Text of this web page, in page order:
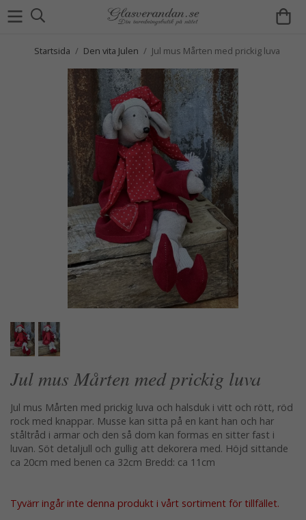
Startsida / Den vita Julen / Jul mus Mårten med prickig luva
Jul mus Mårten med prickig luva
Jul mus Mårten med prickig luva och halsduk i vitt och rött, röd
rock med knappar. Musse kan sitta på en kant han och har
ståltråd i armar och den så dom kan formas en sitter fast i
luvan. Söt detaljull och gullig att dekorera med. Höjd sittande
ca 20cm med benen ca 32cm Bredd: ca 11cm
Tyvärr ingår inte denna produkt i vårt sortiment för tillfället.